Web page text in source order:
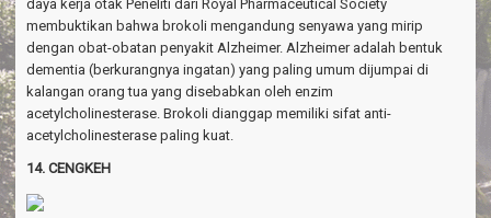
daya kerja otak Peneliti dari Royal Pharmaceutical Society
membuktikan bahwa brokoli mengandung senyawa yang mirip
dengan obat-obatan penyakit Alzheimer. Alzheimer adalah bentuk
dementia (berkurangnya ingatan) yang paling umum dijumpai di
kalangan orang tua yang disebabkan oleh enzim
acetylcholinesterase. Brokoli dianggap memiliki sifat anti-
acetylcholinesterase paling kuat.
14. CENGKEH